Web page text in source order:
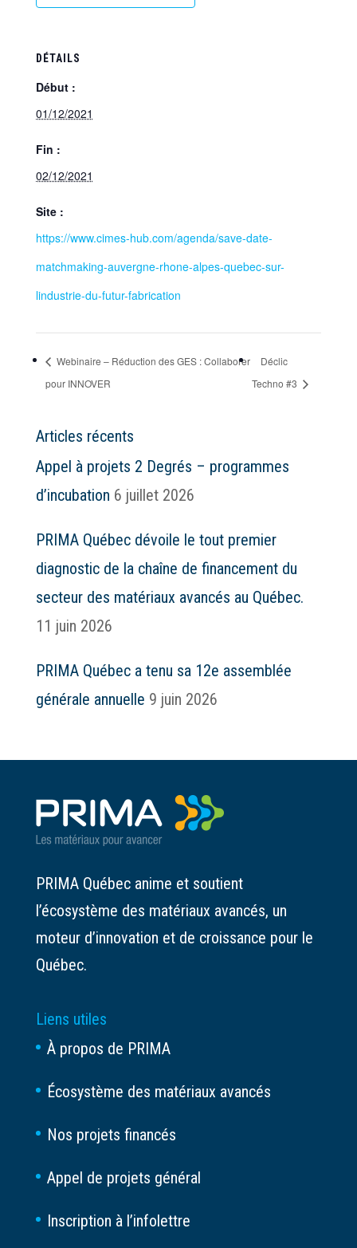
DÉTAILS
Début :
01/12/2021
Fin :
02/12/2021
Site :
https://www.cimes-hub.com/agenda/save-date-
matchmaking-auvergne-rhone-alpes-quebec-sur-
lindustrie-du-futur-fabrication
Webinaire – Réduction des GES : Collaborer
pour INNOVER
Déclic
Techno #3
Articles récents
Appel à projets 2 Degrés – programmes
d’incubation 6 juillet 2026
PRIMA Québec dévoile le tout premier
diagnostic de la chaîne de financement du
secteur des matériaux avancés au Québec.
11 juin 2026
PRIMA Québec a tenu sa 12e assemblée
générale annuelle 9 juin 2026
PRIMA Québec anime et soutient
l’écosystème des matériaux avancés, un
moteur d’innovation et de croissance pour le
Québec.
Liens utiles
À propos de PRIMA
Écosystème des matériaux avancés
Nos projets financés
Appel de projets général
Inscription à l’infolettre